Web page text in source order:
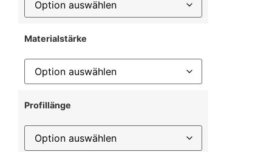
Materialstärke
Profillänge